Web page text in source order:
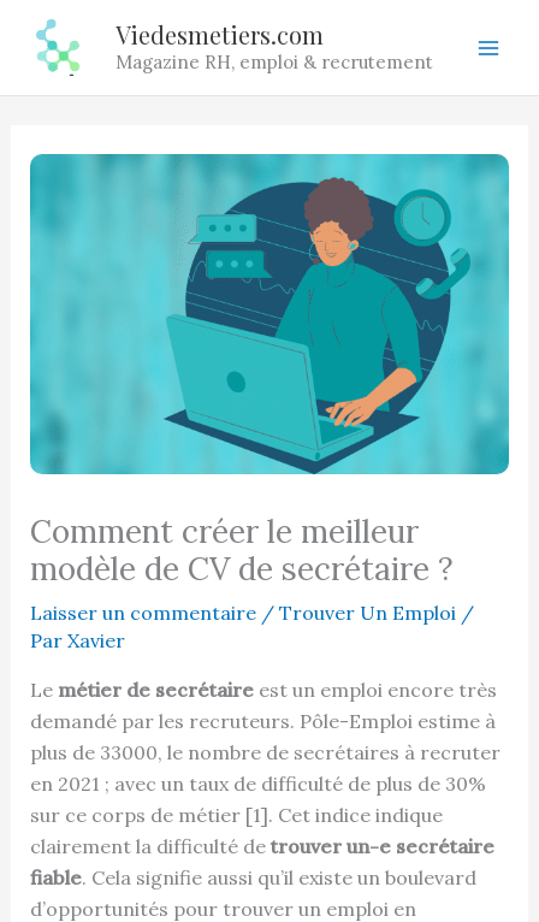
contenu
Viedesmetiers.com
Magazine RH, emploi & recrutement
Comment créer le meilleur
modèle de CV de secrétaire ?
Laisser un commentaire / Trouver Un Emploi /
Par Xavier
Le métier de secrétaireest un emploi encore très
demandé par les recruteurs. Pôle-Emploi estime à
plus de 33000, le nombre de secrétaires à recruter
en 2021 ; avec un taux de difficulté de plus de 30%
sur ce corps de métier [1]. Cet indice indique
clairement la difficulté de trouver un-e secrétaire
fiable. Cela signifie aussi qu’il existe un boulevard
d’opportunités pour trouver un emploi en